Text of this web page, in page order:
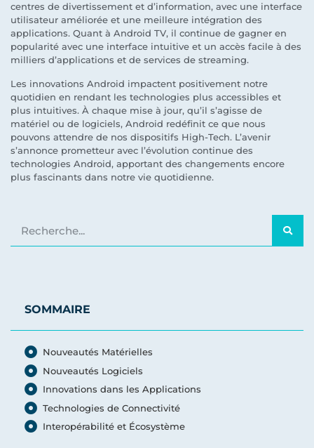
centres de divertissement et d’information, avec une interface
utilisateur améliorée et une meilleure intégration des
applications. Quant à Android TV, il continue de gagner en
popularité avec une interface intuitive et un accès facile à des
milliers d’applications et de services de streaming.
Les innovations Android impactent positivement notre
quotidien en rendant les technologies plus accessibles et
plus intuitives. À chaque mise à jour, qu’il s’agisse de
matériel ou de logiciels, Android redéfinit ce que nous
pouvons attendre de nos dispositifs High-Tech. L’avenir
s’annonce prometteur avec l’évolution continue des
technologies Android, apportant des changements encore
plus fascinants dans notre vie quotidienne.
SOMMAIRE
Nouveautés Matérielles
Nouveautés Logiciels
Innovations dans les Applications
Technologies de Connectivité
Interopérabilité et Écosystème